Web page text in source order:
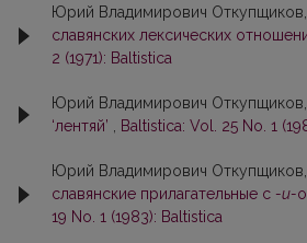
Юрий Владимирович Откупщиков,
славянских лексических
2 (1971): Baltistica
Юрий Владимирович Откупщиков,
‘лентяй’
Baltistica: Vol. 25 No. 1
Юрий Владимирович Откупщиков,
славянские прилагательные с -u-
19 No. 1 (1983): Baltistica